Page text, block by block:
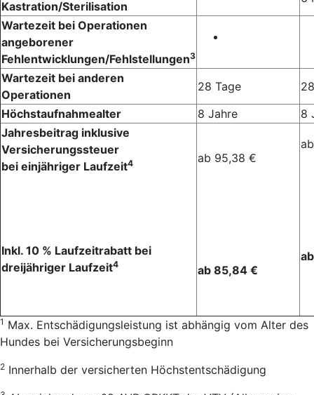
Kastration/Sterilisation
Wartezeit bei Operationen
angeborener
Fehlentwicklungen/Fehlstellungen3
Wartezeit bei anderen
Operationen
28 Tage
Höchstaufnahmealter
8 Jahre
8
Jahresbeitrag inklusive
Versicherungssteuer
bei einjähriger Laufzeit4
Inkl. 10 % Laufzeitrabatt bei
dreijähriger Laufzeit4
ab 95,38 €
ab 85,84 €
1 Max. Entschädigungsleistung ist abhängig vom Alter des
Hundes bei Versicherungsbeginn
2 Innerhalb der versicherten Höchstentschädigung